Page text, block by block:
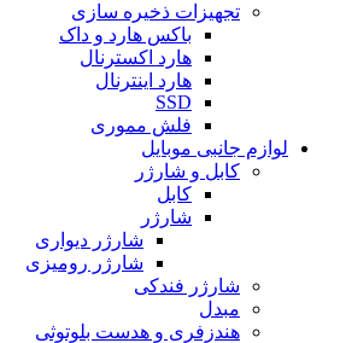
تجهیزات ذخیره سازی
باکس هارد و داک
هارد اکسترنال
هارد اینترنال
SSD
فلش مموری
لوازم جانبی موبایل
کابل و شارژر
کابل
شارژر
شارژر دیواری
شارژر رومیزی
شارژر فندکی
مبدل
هندزفری و هدست بلوتوثی